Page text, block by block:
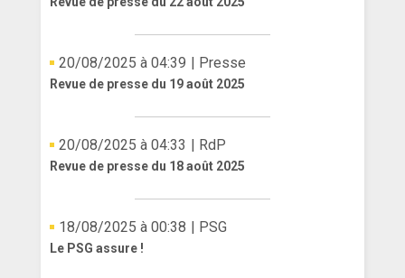
20/08/2025 à 04:39 | Presse
Revue de presse du 19 août 2025
20/08/2025 à 04:33 | RdP
Revue de presse du 18 août 2025
18/08/2025 à 00:38 | PSG
Le PSG assure !